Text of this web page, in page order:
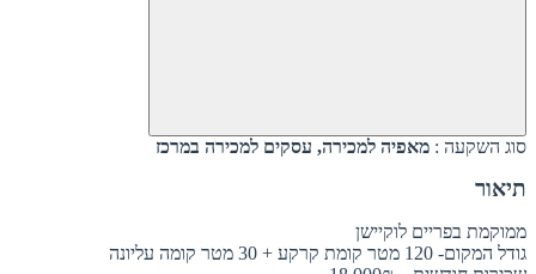
סוג השקעה : מאפיה למכירה, עסקים למכירה במרכז
תיאור
ממוקמת בפריים לוקיישן
גודל המקום- 120 מטר קומת קרקע + 30 מטר קומה עליונה